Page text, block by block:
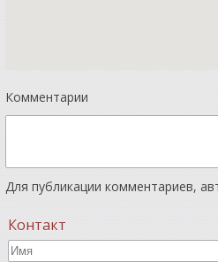
Комментарии
Для публикации комментариев,
Контакт